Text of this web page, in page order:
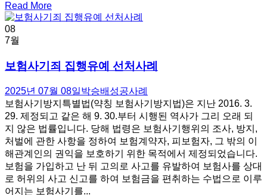
Read More
08
7월
보험사기죄 집행유예 선처사례
2025년 07월 08일박승배 성공사례
보험사기방지특별법(약칭 보험사기방지법)은 지난 2016. 3.
29. 제정되고 같은 해 9. 30.부터 시행된 역사가 그리 오래 되
지 않은 법률입니다. 당해 법령은 보험사기행위의 조사, 방지,
처벌에 관한 사항을 정하여 보험계약자, 피보험자, 그 밖의 이
해관계인의 권익을 보호하기 위한 목적에서 제정되었습니다.
보험을 가입하고 난 뒤 고의로 사고를 유발하여 보험사를 상대
로 허위의 사고 신고를 하여 보험금을 편취하는 수법으로 이루
어지는 보험사기를...